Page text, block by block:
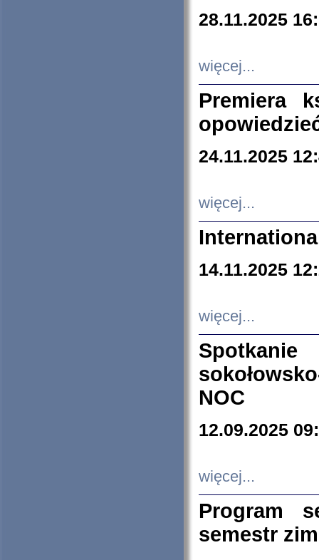
28.11.2025
więcej...
Premiera
24.11.2025
więcej...
14.11.2025
więcej...
NOC
12.09.2025
więcej...
Program
semestr